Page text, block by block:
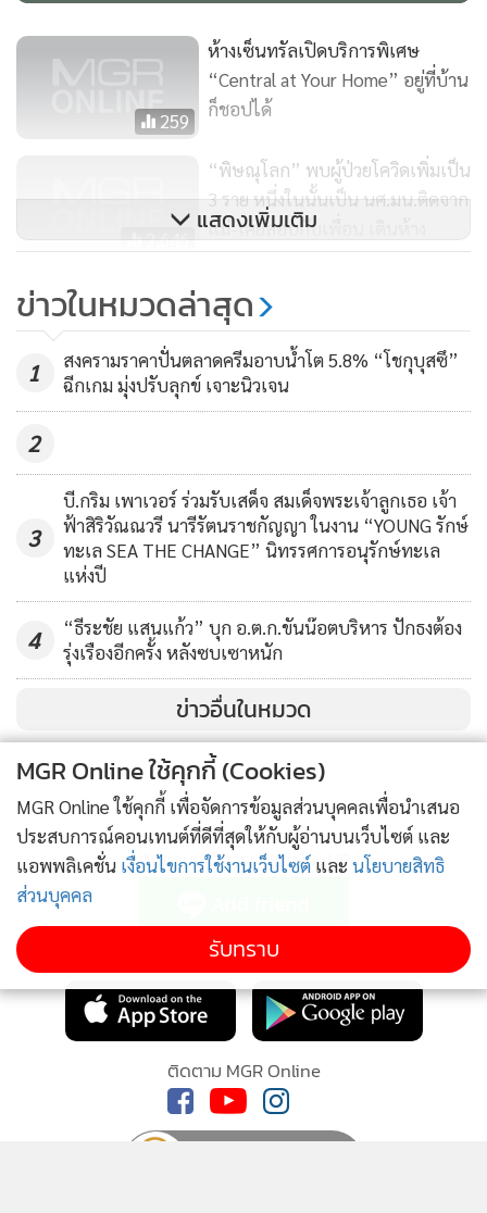
การตรวจวัดอุณหภูมิก่อนเริ่มงาน และสนับสนุนให้พนักงาน
ทำงานจากที่บ้าน เป็นต้น
สุดท้ายนี้ กลุ่มเซ็นทรัลจะยังคงเดินหน้าสนับสนุนทุกภาคส่วนโดย
เฉพาะบุคลากรทางการแพทย์อย่างต่อเนื่อง และขอเป็นกำลังใจ
ให้ทุกหน่วยงานสามารถฝ่าฟันวิกฤตการณ์ในครั้งนี้ไปด้วยกัน
ด้วยความเข้มแข็ง รวมทั้งเว้นระยะห่างทางสังคม (social
จะคลี่คลายโดยเร็ว
259
ห้างเซ็นทรัลเปิดบริการพิเศษ
“Central at Your Home” อยู่ที่บ้าน
ก็ชอปได้
2,646
“พิษณุโลก” พบผู้ป่วยโควิดเพิ่มเป็น
3 ราย หนึ่งในนั้นเป็น นศ.มน.ติดจาก
แม่-เคยสอบกับเพื่อน เดินห้าง
ทำฟัน
773
ผู้ว่าฯสั่ง มน.กักตัวนิสิตร่วมสอบ
นศ.ป่วยโควิดยกห้อง-จนท.เข้า
ฟิตเนสกับแม่อีก
แสดงเพิ่มเติม
ข่าวในหมวดล่าสุด
1
สงครามราคาปั่นตลาดครีมอาบน้ำโต 5.8% “โชกุบุสซึ”
ฉีกเกม มุ่งปรับลุกข์ เจาะนิวเจน
2
3
บี.กริม เพาเวอร์ ร่วมรับเสด็จ สมเด็จพระเจ้าลูกเธอ เจ้า
ฟ้าสิริวัณณวรี นารีรัตนราชกัญญา ในงาน “YOUNG รักษ์
ทะเล SEA THE CHANGE” นิทรรศการอนุรักษ์ทะเล
แห่งปี
4
“ธีระชัย แสนแก้ว” บุก อ.ต.ก.ขันน๊อตบริหาร ปักธงต้อง
รุ่งเรืองอีกครั้ง หลังซบเซาหนัก
ข่าวอื่นในหมวด
ติดตามข่าวสารผ่านทาง LINE
MGR Online Application
ติดตาม MGR Online
MGR Online ใช้คุกกี้ (Cookies)
MGR Online ใช้คุกกี้ เพื่อจัดการข้อมูลส่วนบุคคลเพื่อนำเสนอ
ประสบการณ์คอนเทนต์ที่ดีที่สุดให้กับผู้อ่านบนเว็บไซต์ และ
แอพพลิเคชั่น เงื่อนไขการใช้งานเว็บไซต์ และ นโยบายสิทธิ
ส่วนบุคคล
รับทราบ